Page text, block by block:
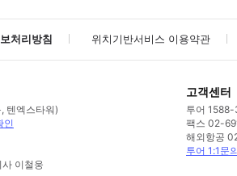
처리방침 위치기반서비스 이용약관
텐엑스타워)
인
이철웅
고객센터
투어
팩스 02-
해외항공
투어 1:1문